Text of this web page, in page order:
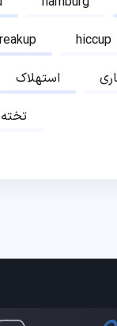
hiccup
استهلاک